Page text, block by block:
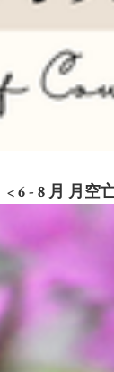
< 6 - 8 月 月空